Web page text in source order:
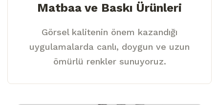
Matbaa ve Baskı Ürünleri
Görsel kalitenin önem kazandığı
uygulamalarda canlı, doygun ve uzun
ömürlü renkler sunuyoruz.